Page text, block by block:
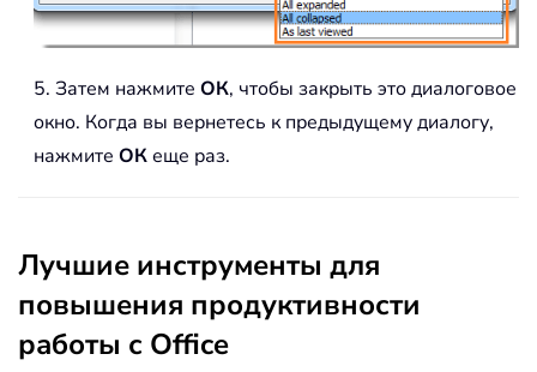
5. Затем нажмите ОК, чтобы закрыть это диалоговое
окно. Когда вы вернетесь к предыдущему диалогу,
нажмите ОКеще раз.
Лучшие инструменты для
повышения продуктивности
работы с Office